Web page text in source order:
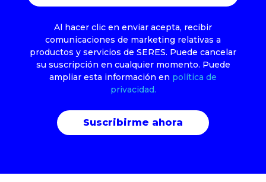
Al hacer clic en enviar acepta, recibir
comunicaciones de marketing relativas a
productos y servicios de SERES. Puede cancelar
su suscripción en cualquier momento. Puede
ampliar esta información en política de
privacidad.